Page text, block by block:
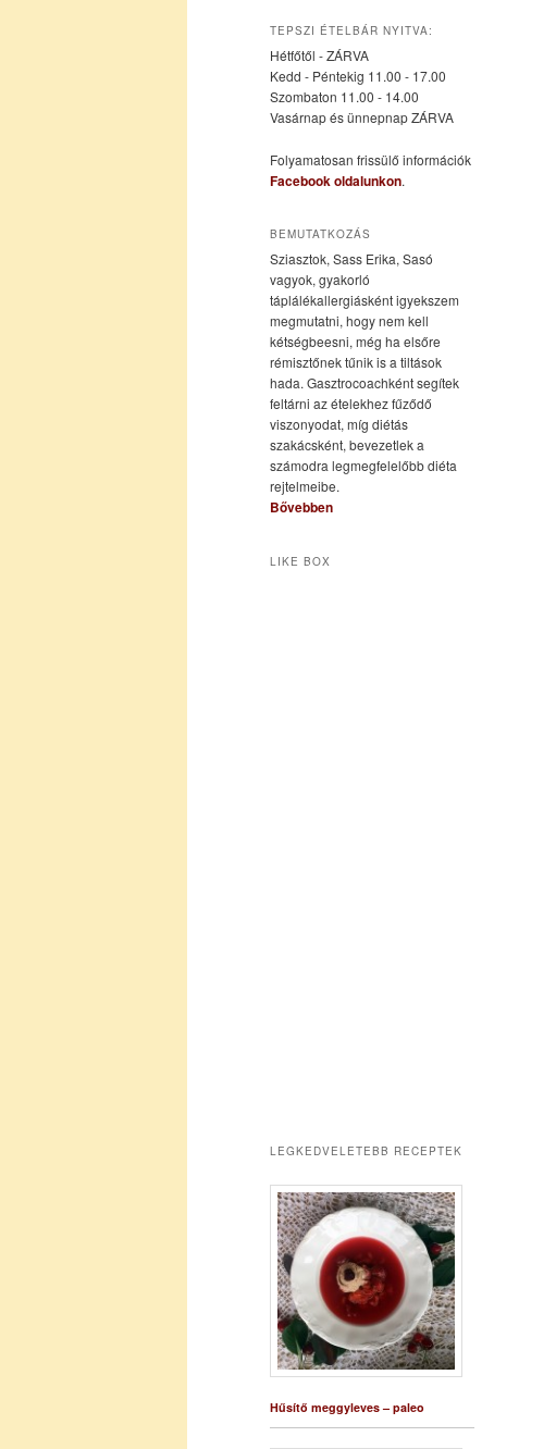
elsődleges
tartalomra
másodlagos
tartalomra
TEPSZI ÉTELBÁR NYITVA:
Hétfőtől - ZÁRVA
Kedd - Péntekig 11.00 - 17.00
Szombaton 11.00 - 14.00
Vasárnap és ünnepnap ZÁRVA
Folyamatosan frissülő információk
Facebook oldalunkon.
BEMUTATKOZÁS
Sziasztok, Sass Erika, Sasó
vagyok, gyakorló
táplálékallergiásként igyekszem
megmutatni, hogy nem kell
kétségbeesni, még ha elsőre
rémisztőnek tűnik is a tiltások
hada. Gasztrocoachként segítek
feltárni az ételekhez fűződő
viszonyodat, míg diétás
szakácsként, bevezetlek a
számodra legmegfelelőbb diéta
rejtelmeibe.
Bővebben
LIKE BOX
LEGKEDVELETEBB RECEPTEK
Hűsítő meggyleves – paleo